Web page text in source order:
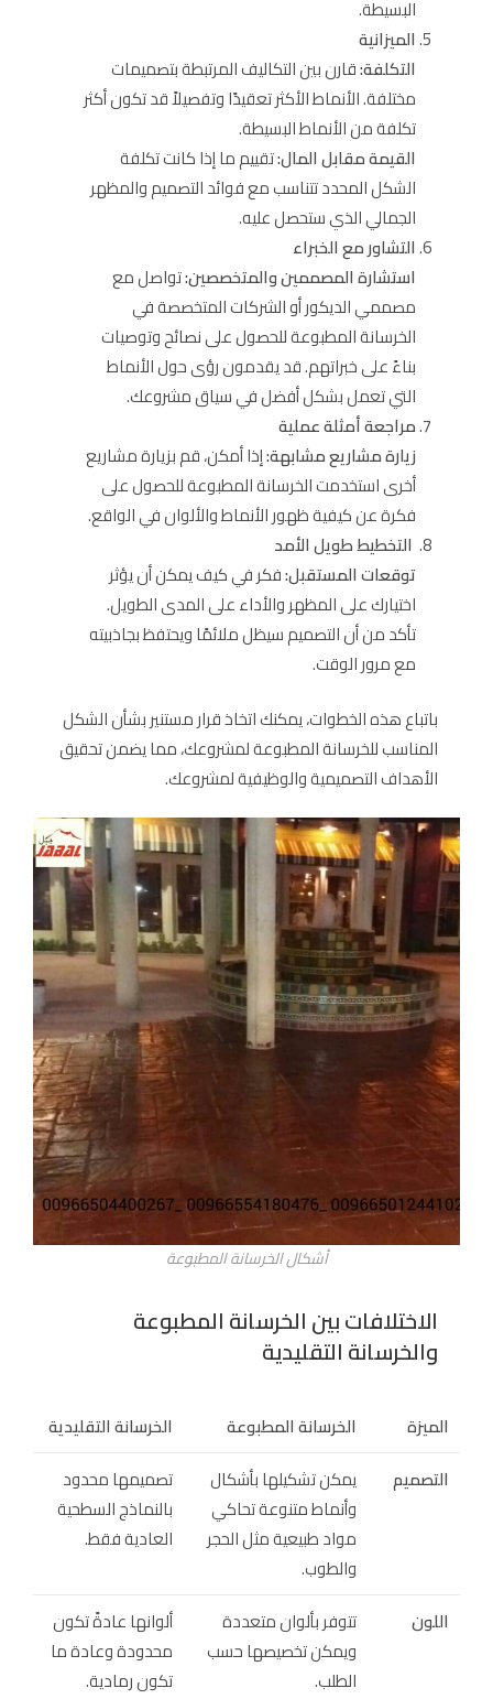
البسيطة.
الميزانية
التكلفة:قارن بين التكاليف المرتبطة بتصميمات
مختلفة. الأنماط الأكثر تعقيدًا وتفصيلاً قد تكون أكثر
تكلفة من الأنماط البسيطة.
القيمة مقابل المال:تقييم ما إذا كانت تكلفة
الشكل المحدد تتناسب مع فوائد التصميم والمظهر
الجمالي الذي ستحصل عليه.
التشاور مع الخبراء
استشارة المصممين والمتخصصين:تواصل مع
مصممي الديكور أو الشركات المتخصصة في
الخرسانة المطبوعة للحصول على نصائح وتوصيات
بناءً على خبراتهم. قد يقدمون رؤى حول الأنماط
التي تعمل بشكل أفضل في سياق مشروعك.
مراجعة أمثلة عملية
زيارة مشاريع مشابهة:إذا أمكن، قم بزيارة مشاريع
أخرى استخدمت الخرسانة المطبوعة للحصول على
فكرة عن كيفية ظهور الأنماط والألوان في الواقع.
التخطيط طويل الأمد
توقعات المستقبل:فكر في كيف يمكن أن يؤثر
اختيارك على المظهر والأداء على المدى الطويل.
تأكد من أن التصميم سيظل ملائمًا ويحتفظ بجاذبيته
مع مرور الوقت.
باتباع هذه الخطوات، يمكنك اتخاذ قرار مستنير بشأن الشكل
المناسب للخرسانة المطبوعة لمشروعك، مما يضمن تحقيق
الأهداف التصميمية والوظيفية لمشروعك.
أشكال الخرسانة المطبوعة
الاختلافات بين الخرسانة المطبوعة
والخرسانة التقليدية
الميزة الخرسانة المطبوعة
الخرسانة التقليدية
التصميم
يمكن تشكيلها بأشكال
وأنماط متنوعة تحاكي
مواد طبيعية مثل الحجر
والطوب.
تصميمها محدود
بالنماذج السطحية
العادية فقط.
اللون
تتوفر بألوان متعددة
ويمكن تخصيصها حسب
الطلب.
ألوانها عادةً تكون
محدودة وعادة ما
تكون رمادية.